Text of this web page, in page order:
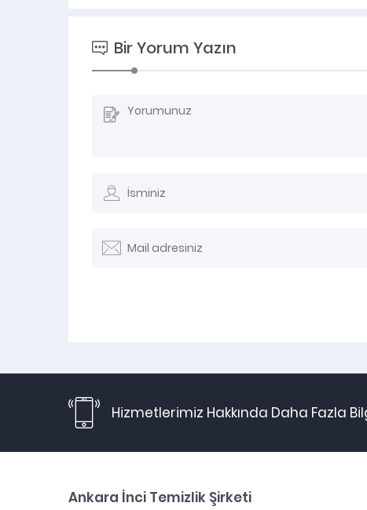
Bir Yorum Yazın
Hizmetlerimiz Hakkında Daha Fazla
Ankara İnci Temizlik Şirketi